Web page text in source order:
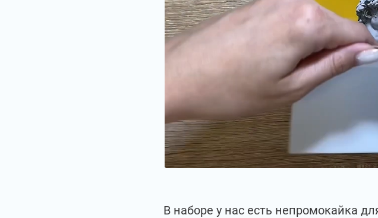
В наборе у нас есть непромокайка